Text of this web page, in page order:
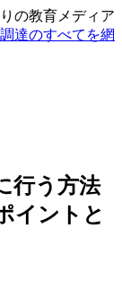
の教育メディア
達のすべてを網
行う方法
イントと